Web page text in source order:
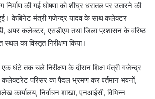
निर्माण की गई घोषणा को शीघ्र धरातल पर उतारने की
हुई। केबिनेट मंत्री गजेन्द्र यादव के साथ कलेक्टर
अपर कलेक्टर, एसडीएम तथा जिला प्रशासन के वरिष्ठ
स्थल का विस्तृत निरीक्षण किया।
घंटे तक चले निरीक्षण के दौरान शिक्षा मंत्री गजेन्द्र
कलेक्टरेट परिसर का पैदल भ्रमण कर वर्तमान भवनों,
कार्यालय, निर्वाचन शाखा, एनआईसी, विभिन्न